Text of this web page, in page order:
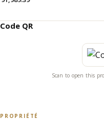
Code QR
Scan to open this
PROPRIÉTÉ